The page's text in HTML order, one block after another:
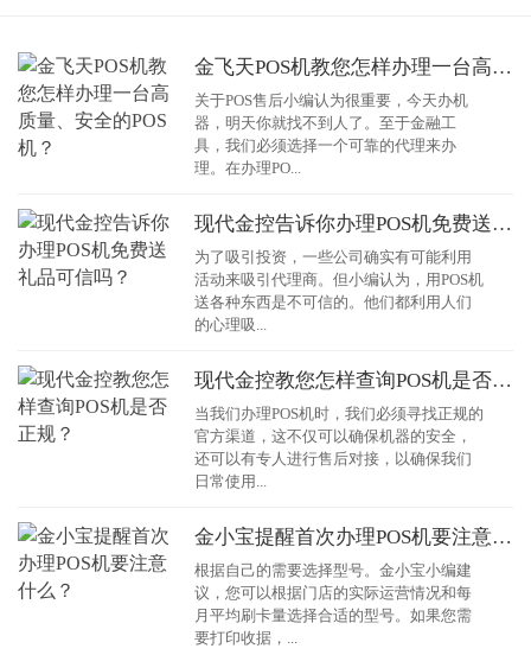
金飞天POS机教您怎样办理一台高质量、安全的POS机？
关于POS售后小编认为很重要，今天办机
器，明天你就找不到人了。至于金融工
具，我们必须选择一个可靠的代理来办
理。在办理PO...
现代金控告诉你办理POS机免费送礼品可信吗？
为了吸引投资，一些公司确实有可能利用
活动来吸引代理商。但小编认为，用POS机
送各种东西是不可信的。他们都利用人们
的心理吸...
现代金控教您怎样查询POS机是否正规？
当我们办理POS机时，我们必须寻找正规的
官方渠道，这不仅可以确保机器的安全，
还可以有专人进行售后对接，以确保我们
日常使用...
金小宝提醒首次办理POS机要注意什么？
根据自己的需要选择型号。金小宝小编建
议，您可以根据门店的实际运营情况和每
月平均刷卡量选择合适的型号。如果您需
要打印收据，...